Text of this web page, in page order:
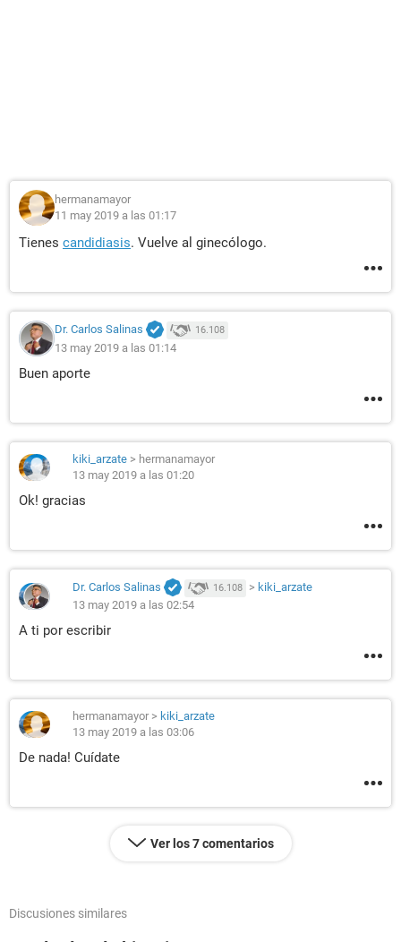
hermanamayor
11 may 2019 a las 01:17
Tienes candidiasis. Vuelve al ginecólogo.
Dr. Carlos Salinas 16.108
13 may 2019 a las 01:14
Buen aporte
kiki_arzate > hermanamayor
13 may 2019 a las 01:20
Ok! gracias
Dr. Carlos Salinas 16.108 > kiki_arzate
13 may 2019 a las 02:54
A ti por escribir
hermanamayor > kiki_arzate
13 may 2019 a las 03:06
De nada! Cuídate
Ver los 7 comentarios
Discusiones similares